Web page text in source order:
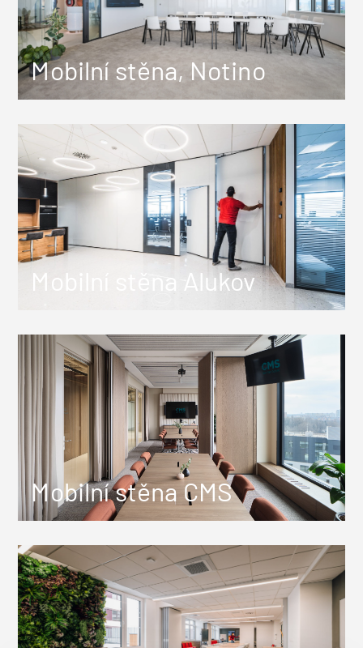
Mobilní stěna, Notino
Mobilní stěna Alukov
Mobilní stěna CMS